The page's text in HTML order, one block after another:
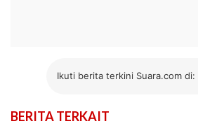
Ikuti berita terkini Suara.com di:
BERITA TERKAIT